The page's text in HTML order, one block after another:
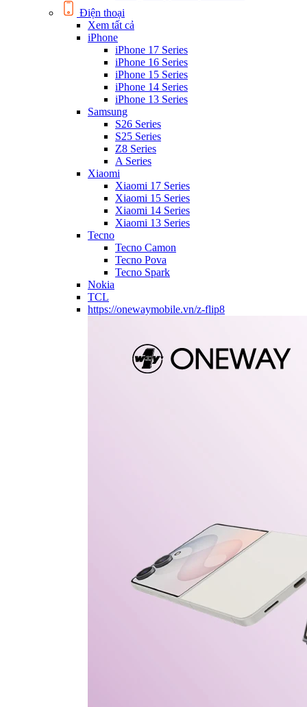
Điện thoại
Xem tất cả
iPhone
iPhone 17 Series
iPhone 16 Series
iPhone 15 Series
iPhone 14 Series
iPhone 13 Series
Samsung
S26 Series
S25 Series
Z8 Series
A Series
Xiaomi
Xiaomi 17 Series
Xiaomi 15 Series
Xiaomi 14 Series
Xiaomi 13 Series
Tecno
Tecno Camon
Tecno Pova
Tecno Spark
Nokia
TCL
https://onewaymobile.vn/z-flip8